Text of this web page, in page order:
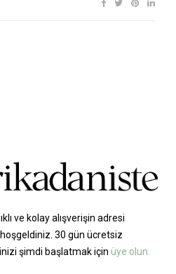
ve kolay alışverişin adresi
30 gün ücretsiz
şimdi başlatmak için üye olun.